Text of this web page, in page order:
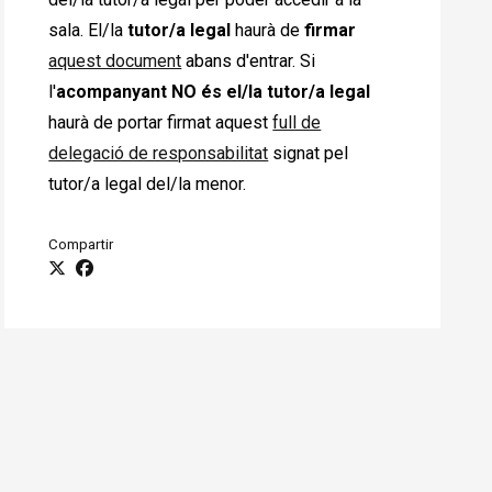
sala. El/latutor/a legal haurà de firmar
aquest document abans d'entrar. Si
l'acompanyant NO és el/la tutor/a legal
haurà de portar firmat aquestfull de
delegació de responsabilitat signat pel
tutor/a legal del/la menor.
Compartir